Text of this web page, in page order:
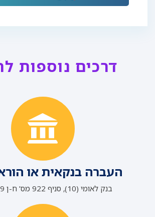
דרכים נוספות
העברה בנקאית או
בנק לאומי (10), סניף 922 מס' ח-ן 2356669